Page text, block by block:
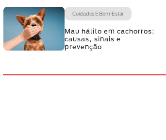
Cuidados E Bem-Estar
Mau hálito em cachorros:
causas, sinais e
prevenção